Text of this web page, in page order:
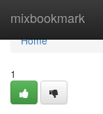
mixbookmark
Home
Home
1